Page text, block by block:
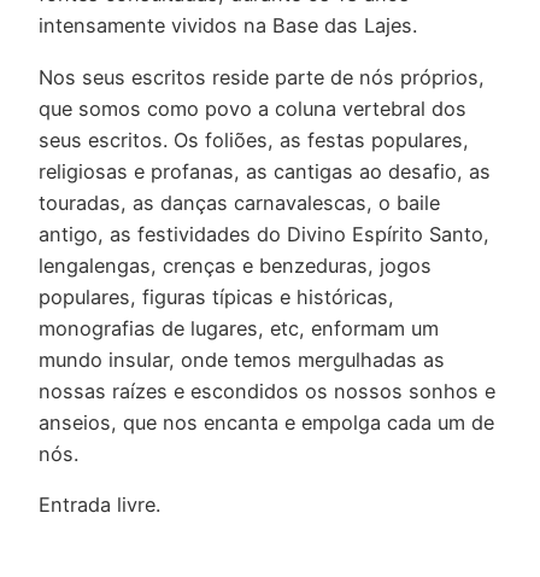
intensamente vividos na Base das Lajes.
Nos seus escritos reside parte de nós próprios,
que somos como povo a coluna vertebral dos
seus escritos. Os foliões, as festas populares,
religiosas e profanas, as cantigas ao desafio, as
touradas, as danças carnavalescas, o baile
antigo, as festividades do Divino Espírito Santo,
lengalengas, crenças e benzeduras, jogos
populares, figuras típicas e históricas,
monografias de lugares, etc, enformam um
mundo insular, onde temos mergulhadas as
nossas raízes e escondidos os nossos sonhos e
anseios, que nos encanta e empolga cada um de
nós.
Entrada livre.